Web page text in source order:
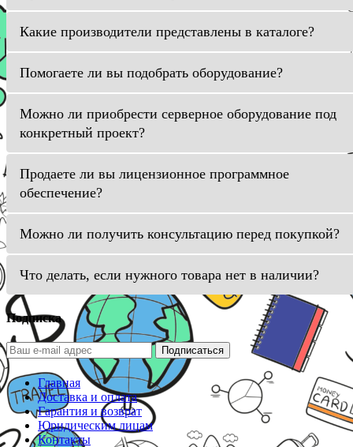
Какие производители представлены в каталоге?
Помогаете ли вы подобрать оборудование?
Можно ли приобрести серверное оборудование под
конкретный проект?
Продаете ли вы лицензионное программное
обеспечение?
Можно ли получить консультацию перед покупкой?
Что делать, если нужного товара нет в наличии?
Подписка
Подписаться
Главная
Доставка и оплата
Гарантия и возврат
Юридическим лицам
Контакты